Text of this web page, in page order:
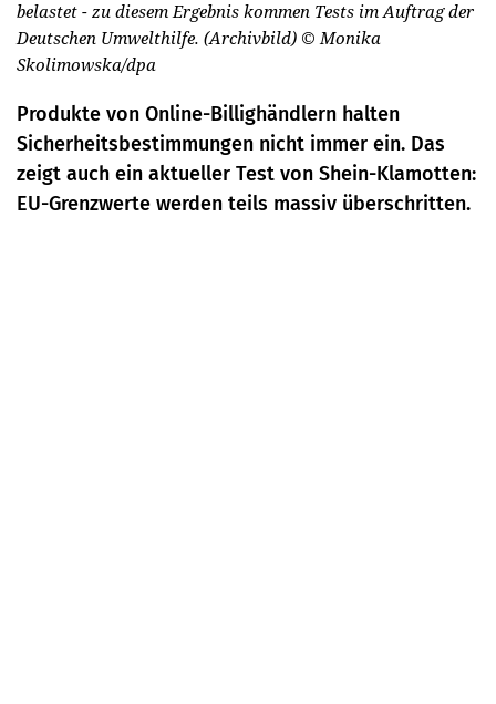
belastet - zu diesem Ergebnis kommen Tests im Auftrag der
Deutschen Umwelthilfe. (Archivbild) © Monika
Skolimowska/dpa
Produkte von Online-Billighändlern halten
Sicherheitsbestimmungen nicht immer ein. Das
zeigt auch ein aktueller Test von Shein-Klamotten:
EU-Grenzwerte werden teils massiv überschritten.